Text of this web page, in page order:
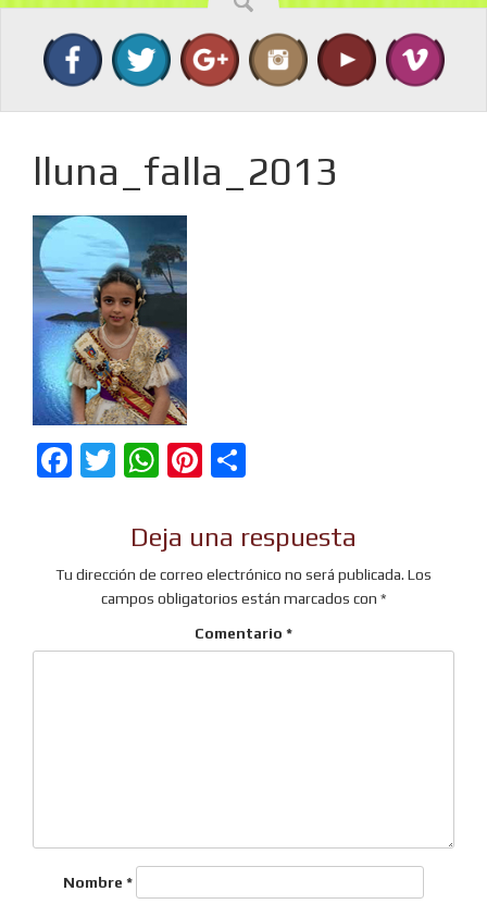
lluna_falla_2013
Facebook
Twitter
WhatsApp
Pinterest
Deja una respuesta
Tu dirección de correo electrónico no será publicada. Los
campos obligatorios están marcados con *
Comentario *
Nombre *